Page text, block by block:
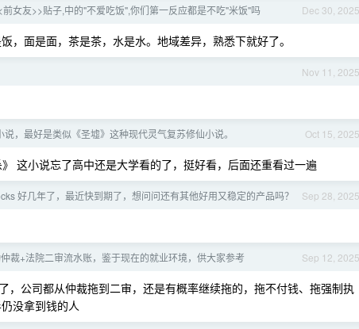
Dec 30, 2025
女友>>贴子,中的"不爱吃饭",你们第一反应都是不吃"米饭"吗
，面是面，茶是茶，水是水。地域差异，熟悉下就好了。
Nov 11, 2025
Oct 15, 2025
说，最好是类似《圣墟》这种现代灵气复苏修仙小说。
这小说忘了高中还是大学看的了，挺好看，后面还重看过一遍
Sep 28, 2025
好几年了，最近快到期了，想问问还有其他好用又稳定的产品吗？
Sep 12, 2025
裁+法院二审流水账，鉴于现在的就业环境，供大家参考
，公司都从仲裁拖到二审，还是有概率继续拖的，拖不付钱、拖强制执
没拿到钱的人